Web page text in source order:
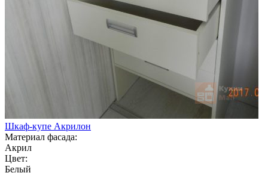
Шкаф-купе Акрилон
Материал фасада:
Акрил
Цвет:
Белый